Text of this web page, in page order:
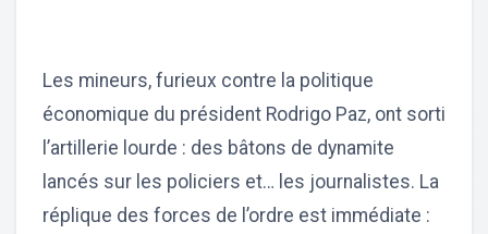
Les mineurs, furieux contre la politique
économique du président Rodrigo Paz, ont sorti
l’artillerie lourde : des bâtons de dynamite
lancés sur les policiers et… les journalistes. La
réplique des forces de l’ordre est immédiate :